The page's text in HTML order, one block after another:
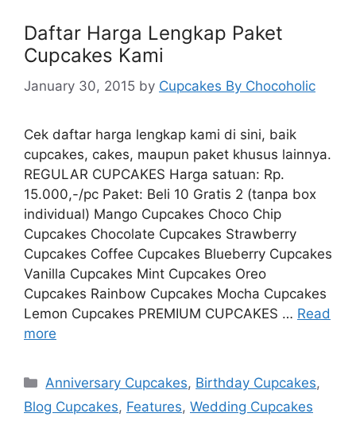
Daftar Harga Lengkap Paket
Cupcakes Kami
January 30, 2015 by Cupcakes By Chocoholic
Cek daftar harga lengkap kami di sini, baik
cupcakes, cakes, maupun paket khusus lainnya.
REGULAR CUPCAKES Harga satuan: Rp.
15.000,-/pc Paket: Beli 10 Gratis 2 (tanpa box
individual) Mango Cupcakes Choco Chip
Cupcakes Chocolate Cupcakes Strawberry
Cupcakes Coffee Cupcakes Blueberry Cupcakes
Vanilla Cupcakes Mint Cupcakes Oreo
Cupcakes Rainbow Cupcakes Mocha Cupcakes
Lemon Cupcakes PREMIUM CUPCAKES … Read
more
Categories
Anniversary Cupcakes, Birthday Cupcakes,
Blog Cupcakes, Features, Wedding Cupcakes